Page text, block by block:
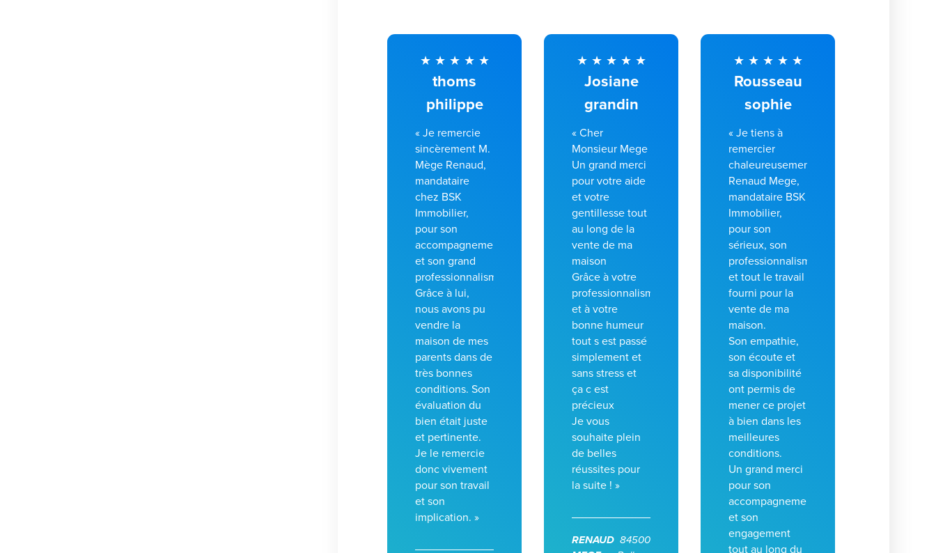
thoms
philippe
« Je remercie
sincèrement M.
Mège Renaud,
mandataire
chez BSK
Immobilier,
pour son
accompagnement
et son grand
professionnalisme.
Grâce à lui,
nous avons pu
vendre la
maison de mes
parents dans de
très bonnes
conditions. Son
évaluation du
bien était juste
et pertinente.
Je le remercie
donc vivement
pour son travail
et son
implication. »
Josiane
grandin
« Cher
Monsieur Mege
Un grand merci
pour votre aide
et votre
gentillesse tout
au long de la
vente de ma
maison
Grâce à votre
professionnalisme
et à votre
bonne humeur
tout s est passé
simplement et
sans stress et
ça c est
précieux
Je vous
souhaite plein
de belles
réussites pour
la suite ! »
RENAUD 84500
Rousseau
sophie
« Je tiens à
remercier
chaleureusement
Renaud Mege,
mandataire BSK
Immobilier,
pour son
sérieux, son
professionnalisme
et tout le travail
fourni pour la
vente de ma
maison.
Son empathie,
son écoute et
sa disponibilité
ont permis de
mener ce projet
à bien dans les
meilleures
conditions.
Un grand merci
pour son
accompagnement
et son
engagement
tout au long du